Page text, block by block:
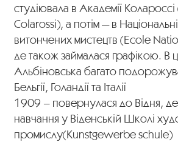
студіювала в Академії
Colarossi), а потім — в
витончених мистецтв (Ecole
де також займалася графікою. В
Альбіновська багато
Бельгії, Голандії та Італії
1909 – повернулася до Відня,
навчання у Віденській Школі
промислу(Kunstgewerbe schule)